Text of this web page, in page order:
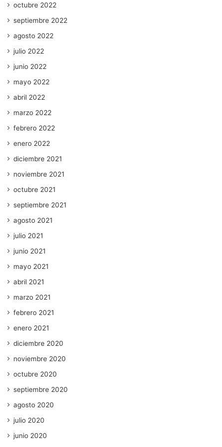
octubre 2022
septiembre 2022
agosto 2022
julio 2022
junio 2022
mayo 2022
abril 2022
marzo 2022
febrero 2022
enero 2022
diciembre 2021
noviembre 2021
octubre 2021
septiembre 2021
agosto 2021
julio 2021
junio 2021
mayo 2021
abril 2021
marzo 2021
febrero 2021
enero 2021
diciembre 2020
noviembre 2020
octubre 2020
septiembre 2020
agosto 2020
julio 2020
junio 2020